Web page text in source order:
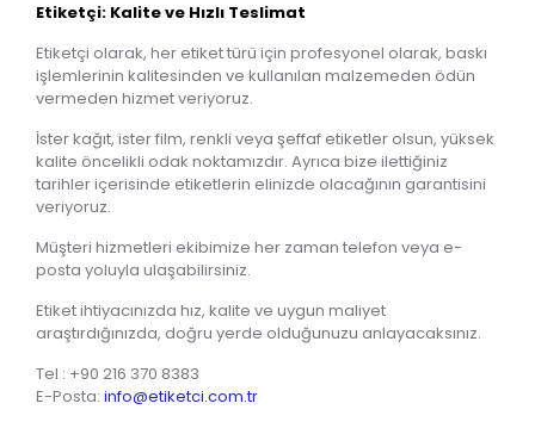
Etiketçi: Kalite ve Hızlı Teslimat
Etiketçi olarak, her etiket türü için profesyonel olarak, baskı
işlemlerinin kalitesinden ve kullanılan malzemeden ödün
vermeden hizmet veriyoruz.
İster kağıt, ister film, renkli veya şeffaf etiketler olsun, yüksek
kalite öncelikli odak noktamızdır. Ayrıca bize ilettiğiniz
tarihler içerisinde etiketlerin elinizde olacağının garantisini
veriyoruz.
Müşteri hizmetleri ekibimize her zaman telefon veya e-
posta yoluyla ulaşabilirsiniz.
Etiket ihtiyacınızda hız, kalite ve uygun maliyet
araştırdığınızda, doğru yerde olduğunuzu anlayacaksınız.
Tel : +90 216 370 8383
E-Posta: info@etiketci.com.tr